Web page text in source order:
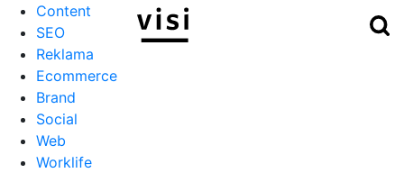
Menu
Content
SEO
Reklama
Ecommerce
Brand
Social
Web
Worklife